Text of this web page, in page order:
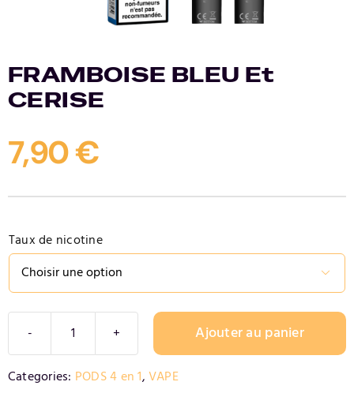
FRAMBOISE BLEU Et
CERISE
7,90€
Taux de nicotine

quantité
de
FRAMBOISE
Ajouter au panier
Categories: PODS 4 en 1,VAPE